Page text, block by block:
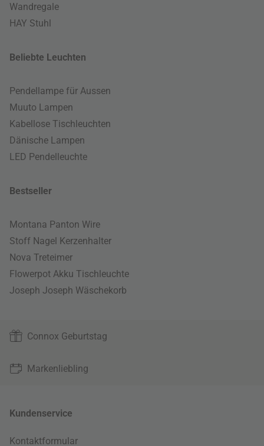
Wandregale
HAY Stuhl
Beliebte Leuchten
Pendellampe für Aussen
Muuto Lampen
Kabellose Tischleuchten
Dänische Lampen
LED Pendelleuchte
Bestseller
Montana Panton Wire
Stoff Nagel Kerzenhalter
Nova Treteimer
Flowerpot Akku Tischleuchte
Joseph Joseph Wäschekorb
Connox Geburtstag
Markenliebling
Kundenservice
Kontaktformular